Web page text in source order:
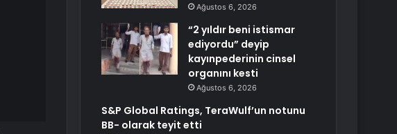
Ağustos 6, 2026
“2 yıldır beni istismar
ediyordu” deyip
kayınpederinin cinsel
organını kesti
Ağustos 6, 2026
S&P Global Ratings, TeraWulf’un notunu
BB- olarak teyit etti